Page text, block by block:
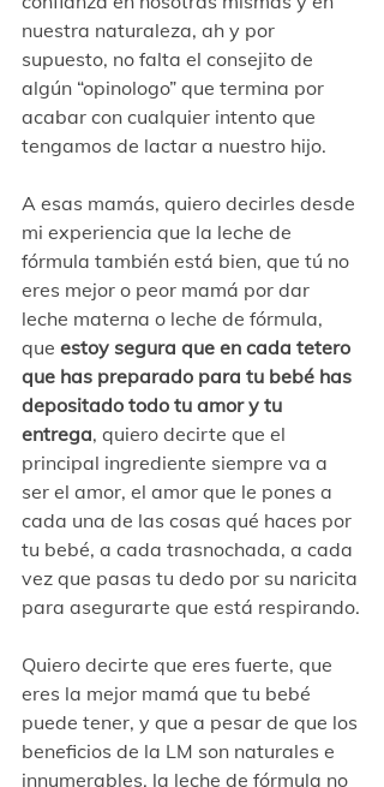
nuestra naturaleza, ah y por
supuesto, no falta el consejito de
algún “opinologo” que termina por
acabar con cualquier intento que
tengamos de lactar a nuestro hijo.
A esas mamás, quiero decirles desde
mi experiencia que la leche de
fórmula también está bien, que tú no
eres mejor o peor mamá por dar
leche materna o leche de fórmula,
que estoy segura que en cada tetero
que has preparado para tu bebé has
depositado todo tu amor y tu
entrega, quiero decirte que el
principal ingrediente siempre va a
ser el amor, el amor que le pones a
cada una de las cosas qué haces por
tu bebé, a cada trasnochada, a cada
vez que pasas tu dedo por su naricita
para asegurarte que está respirando.
Quiero decirte que eres fuerte, que
eres la mejor mamá que tu bebé
puede tener, y que a pesar de que los
beneficios de la LM son naturales e
innumerables, la leche de fórmula no